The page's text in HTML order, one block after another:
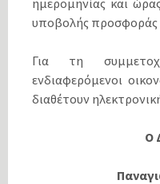
υποβολής προσφοράς
Για τη
ενδιαφερόμενοι
διαθέτουν
Ο